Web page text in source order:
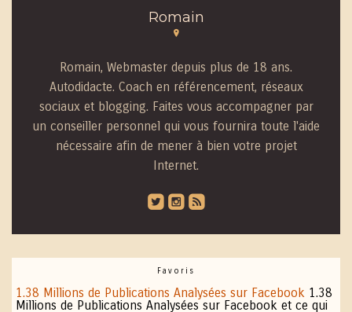
Romain
Romain, Webmaster depuis plus de 18 ans.
Autodidacte. Coach en référencement, réseaux
sociaux et blogging. Faites vous accompagner par
un conseiller personnel qui vous fournira toute l'aide
nécessaire afin de mener à bien votre projet
Internet.
roundedtwitterbird roundedinstagram roundedblip
Favoris
1.38 Millions de Publications Analysées sur Facebook 1.38
Millions de Publications Analysées sur Facebook et ce qui